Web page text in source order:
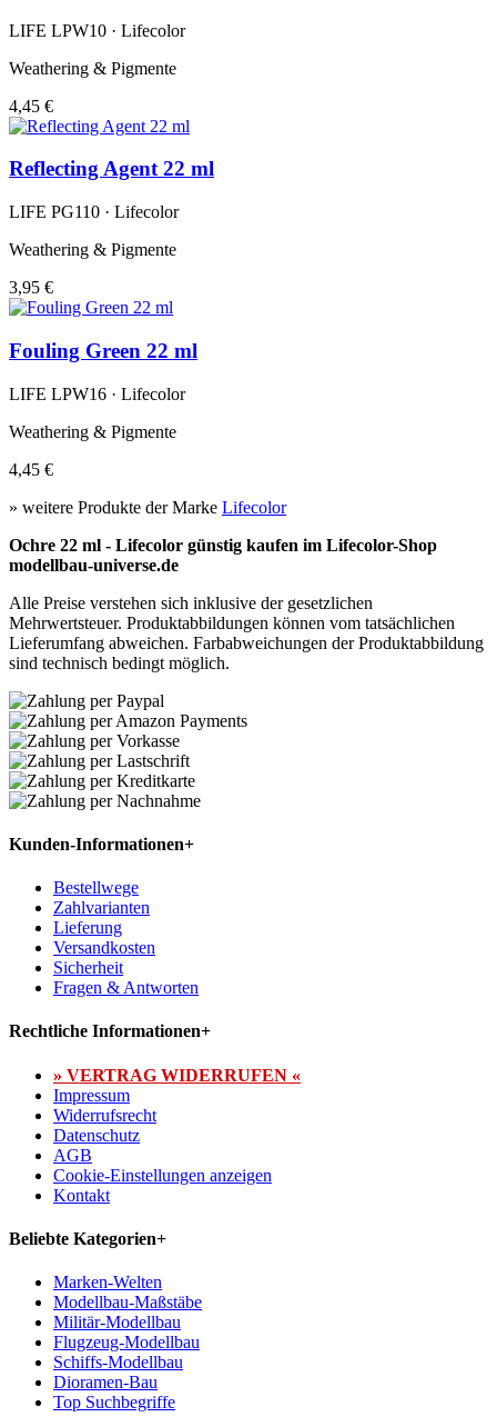
LIFE LPW10 · Lifecolor
Weathering & Pigmente
4,45 €
Reflecting Agent 22 ml
LIFE PG110 · Lifecolor
Weathering & Pigmente
3,95 €
Fouling Green 22 ml
LIFE LPW16 · Lifecolor
Weathering & Pigmente
4,45 €
» weitere Produkte der Marke Lifecolor
Ochre 22 ml - Lifecolor günstig kaufen im Lifecolor-Shop
modellbau-universe.de
Alle Preise verstehen sich inklusive der gesetzlichen
Mehrwertsteuer. Produktabbildungen können vom tatsächlichen
Lieferumfang abweichen. Farbabweichungen der Produktabbildung
sind technisch bedingt möglich.
Kunden-Informationen+
Bestellwege
Zahlvarianten
Lieferung
Versandkosten
Sicherheit
Fragen & Antworten
Rechtliche Informationen+
» VERTRAG WIDERRUFEN «
Impressum
Widerrufsrecht
Datenschutz
AGB
Cookie-Einstellungen anzeigen
Kontakt
Beliebte Kategorien+
Marken-Welten
Modellbau-Maßstäbe
Militär-Modellbau
Flugzeug-Modellbau
Schiffs-Modellbau
Dioramen-Bau
Top Suchbegriffe